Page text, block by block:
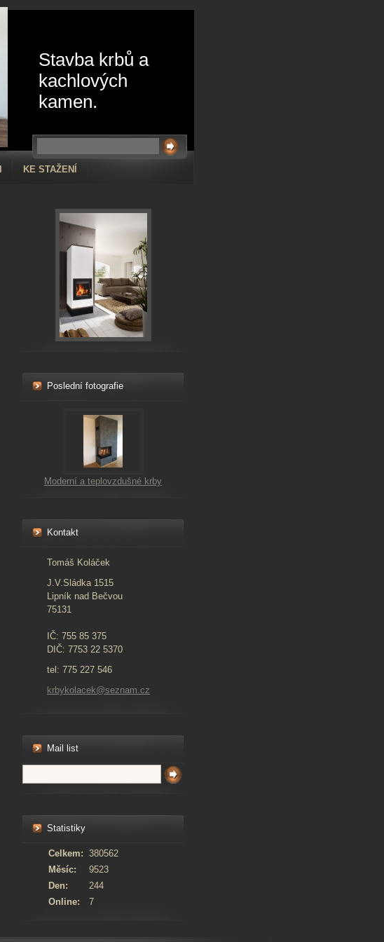
Stavba krbů a
kachlových
kamen.
KE STAŽENÍ
Poslední fotografie
Moderní a teplovzdušné krby
Kontakt
Tomáš Koláček
J.V.Sládka 1515
Lipník nad Bečvou
75131
IČ: 755 85 375
DIČ: 7753 22 5370
tel: 775 227 546
krbykolacek@seznam.cz
Mail list
Statistiky
Online: 7
Celkem: 380562
Měsíc:
9523
Den:
244